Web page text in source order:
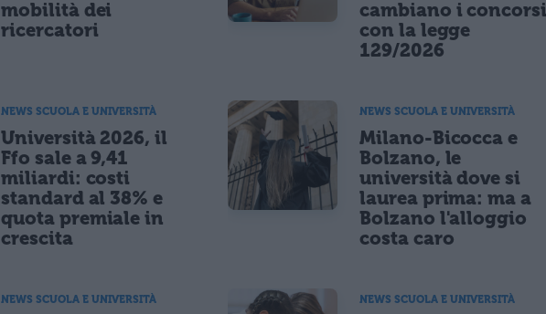
mobilità dei
ricercatori
cambiano i
con la legge
129/2026
NEWS SCUOLA E UNIVERSITÀ
Università 2026, il
Ffo sale a 9,41
miliardi: costi
standard al 38% e
quota premiale in
crescita
NEWS SCUOLA E UNIVERSITÀ
Milano-Bicocca e
Bolzano, le
università dove si
laurea prima: ma a
Bolzano l'alloggio
costa caro
NEWS SCUOLA E UNIVERSITÀ NEWS SCUOLA E UNIVERSITÀ